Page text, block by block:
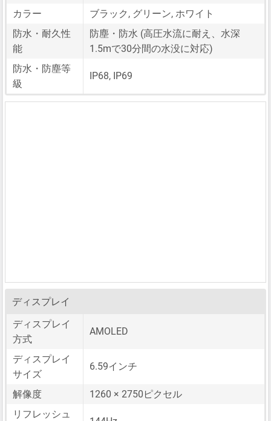
カラー
ブラック, グリーン, ホワイト
防水・耐久性
能
防塵・防水 (高圧水流に耐え、水深
1.5mで30分間の水没に対応)
防水・防塵等
級
IP68, IP69
ディスプレイ
ディスプレイ
方式
AMOLED
ディスプレイ
サイズ
6.59インチ
解像度
1260 × 2750ピクセル
リフレッシュ